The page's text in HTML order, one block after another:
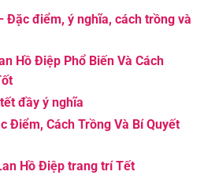
Đặc điểm, ý nghĩa, cách trồng và
Hồ Điệp Phổ Biến Và Cách
đầy ý nghĩa
Điểm, Cách Trồng Và Bí Quyết
Hồ Điệp trang trí Tết